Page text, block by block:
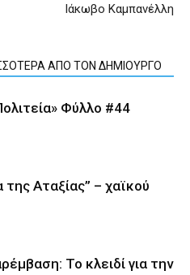
Ιάκωβο Καμπανέλλη
ΑΠΟ ΤΟΝ ΔΗΜΙΟΥΡΓΟ
Φύλλο #44
της Αταξίας” – χαϊκού
Το κλειδί για την